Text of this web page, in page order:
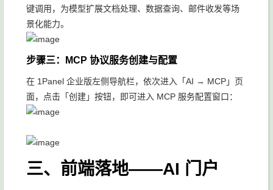
键调用，为模型扩展文档处理、数据查询、邮件收发等场
景化能力。
步骤三：MCP 协议服务创建与配置
在 1Panel 企业版左侧导航栏，依次进入「AI → MCP」页
面，点击「创建」按钮，即可进入 MCP 服务配置窗口：
三、前端落地——AI 门户